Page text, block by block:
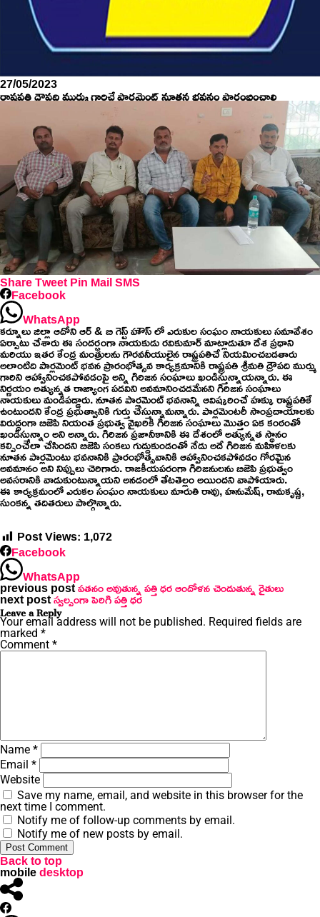
27/05/2023
రాష్ట్రపతి ద్రౌపది ముర్ము గారిచే పార్లమెంట్ నూతన భవనం ప్రారంభించాలి
ShareTweetPinMailSMS
Facebook
WhatsApp
కర్నూలు జిల్లా ఆదోని ఆర్ & బి గెస్ట్ హౌస్ లో ఎరుకుల సంఘం నాయకులు సమావేశం
ఏర్పాటు చేశారు ఈ సందర్భంగా నాయకుడు రవికుమార్ మాట్లాడుతూ దేశ ప్రధాని
మరియు ఇతర కేంద్ర మంత్రులను గౌరవనీయులైన రాష్ట్రపతిచే నియమించబడతారు
అలాంటిది పార్లమెంట్ భవన ప్రారంభోత్సవ కార్యక్రమానికి రాష్ట్రపతి శ్రీమతి ద్రౌపది ముర్ము
గారిని ఆహ్వానించకపోవడంపై అన్ని గిరిజన సంఘాలు ఖండిస్తున్నాయన్నారు. ఈ
నిర్ణయం అత్యున్నత రాజ్యాంగ పదవిని అవమానించడమేనని గిరిజన సంఘాలు
నాయకులు మండిపడ్డారు. నూతన పార్లమెంట్ భవనాన్ని ఆవిష్కరించే హక్కు రాష్ట్రపతికే
ఉంటుందని కేంద్ర ప్రభుత్వానికి గుర్తు చేస్తున్నామన్నారు. పార్లమెంటరీ సాంప్రదాయాలకు
విరుద్ధంగా బిజెపి నియంత ప్రభుత్వ వైఖరికి గిరిజన సంఘాలు మొత్తం ఏక కంఠంతో
ఖండిస్తున్నాం అని అన్నారు. గిరిజన ప్రజానీకానికి ఈ దేశంలో అత్యున్నత స్థానం
కల్పించేలా చేసిందని బిజెపి సంకలు గుద్దుకుండంతో నేడు అదే గిరిజన మహిళలకు
నూతన పార్లమెంటు భవనానికి ప్రారంభోత్సవానికి ఆహ్వానించకపోవడం గోరమైన
అవమానం అని నిప్పులు చెరిగారు. రాజకీయపరంగా గిరిజనులను బిజెపి ప్రభుత్వం
అవసరానికి వాడుకుంటున్నాయని అనడంలో తేటతెల్లం అయిందని వాపోయారు.
ఈ కార్యక్రమంలో ఎరుకల సంఘం నాయకులు మారుతి రావు, హనుమేష్, రామకృష్ణ,
సుంకన్న తదితరులు పాల్గొన్నారు.
Post Views: 1,072
Facebook
WhatsApp
previous postపతనం అవుతున్న పత్తి ధర ఆందోళన చెందుతున్న రైతులు
next postస్వల్పంగా పెరిగి పత్తి ధర
Leave a Reply
Your email address will not be published. Required fields are
marked *
Comment *
Name *
Email *
Website
Save my name, email, and website in this browser for the
next time I comment.
Notify me of follow-up comments by email.
Notify me of new posts by email.
Back to top
mobiledesktop